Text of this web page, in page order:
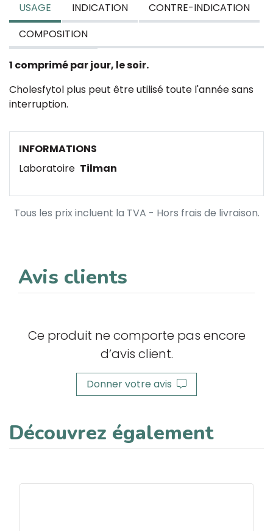
USAGE INDICATION
CONTRE-INDICATION
COMPOSITION
1 comprimé par jour, le soir.
Cholesfytol plus peut être utilisé toute l'année sans
interruption.
INFORMATIONS
Laboratoire Tilman
Tous les prix incluent la TVA - Hors frais de livraison.
Avis clients
Ce produit ne comporte pas encore
d’avis client.
Donner votre avis
Découvrez également